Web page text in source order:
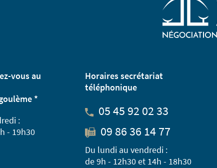
vous au
*
:
- 19h30
Horaires secrétariat
téléphonique
05 45 92 02 33
09 86 36 14 77
Du lundi au vendredi :
de 9h - 12h30 et 14h - 18h30